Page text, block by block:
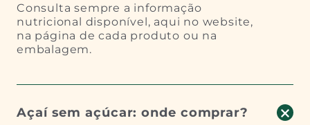
Consulta sempre a informação
nutricional disponível, aqui no website,
na página de cada produto ou na
embalagem.
Açaí sem açúcar: onde comprar?